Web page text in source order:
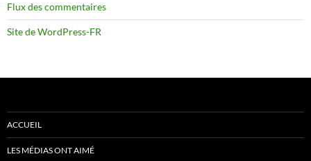
Flux des commentaires
Site de WordPress-FR
ACCUEIL
LES MÉDIAS ONT AIMÉ